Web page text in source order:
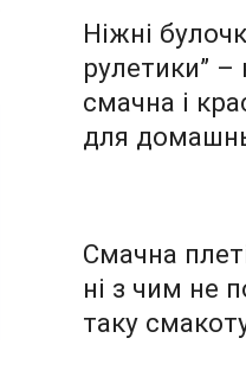
Ніжні
рулетики” –
смачна і
для
Смачна
ні з чим не
таку